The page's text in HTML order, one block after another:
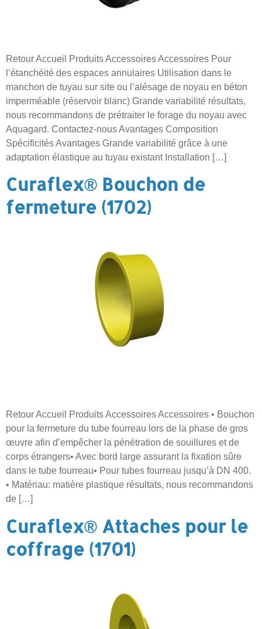
Retour Accueil Produits Accessoires Accessoires Pour
l’étanchéité des espaces annulaires Utilisation dans le
manchon de tuyau sur site ou l’alésage de noyau en béton
imperméable (réservoir blanc) Grande variabilité résultats,
nous recommandons de prétraiter le forage du noyau avec
Aquagard. Contactez-nous Avantages Composition
Spécificités Avantages Grande variabilité grâce à une
adaptation élastique au tuyau existant Installation […]
Curaflex® Bouchon de
fermeture (1702)
Retour Accueil Produits Accessoires Accessoires • Bouchon
pour la fermeture du tube fourreau lors de la phase de gros
œuvre afin d’empêcher la pénétration de souillures et de
corps étrangers• Avec bord large assurant la fixation sûre
dans le tube fourreau• Pour tubes fourreau jusqu’à DN 400.
• Matériau: matière plastique résultats, nous recommandons
de […]
Curaflex® Attaches pour le
coffrage (1701)